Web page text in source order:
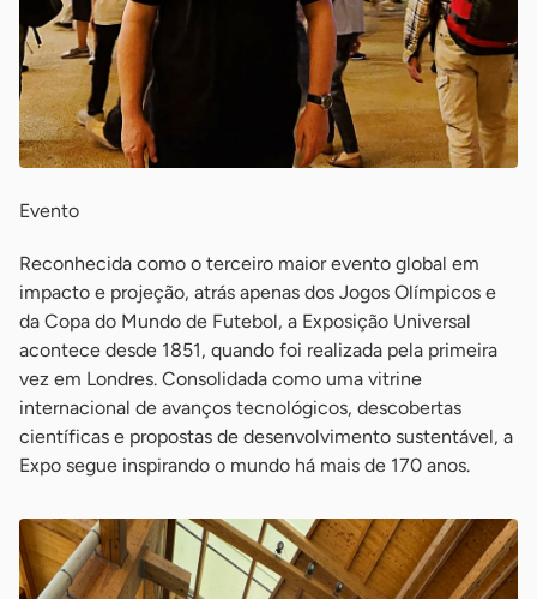
Evento
Reconhecida como o terceiro maior evento global em
impacto e projeção, atrás apenas dos Jogos Olímpicos e
da Copa do Mundo de Futebol, a Exposição Universal
acontece desde 1851, quando foi realizada pela primeira
vez em Londres. Consolidada como uma vitrine
internacional de avanços tecnológicos, descobertas
científicas e propostas de desenvolvimento sustentável, a
Expo segue inspirando o mundo há mais de 170 anos.